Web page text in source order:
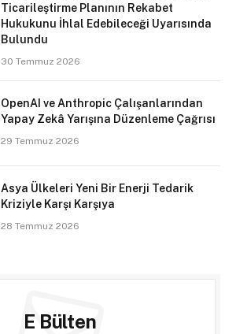
Ticarileştirme Planının Rekabet
Hukukunu İhlal Edebileceği Uyarısında
Bulundu
30 Temmuz 2026
OpenAI ve Anthropic Çalışanlarından
Yapay Zekâ Yarışına Düzenleme Çağrısı
29 Temmuz 2026
Asya Ülkeleri Yeni Bir Enerji Tedarik
Kriziyle Karşı Karşıya
28 Temmuz 2026
E Bülten